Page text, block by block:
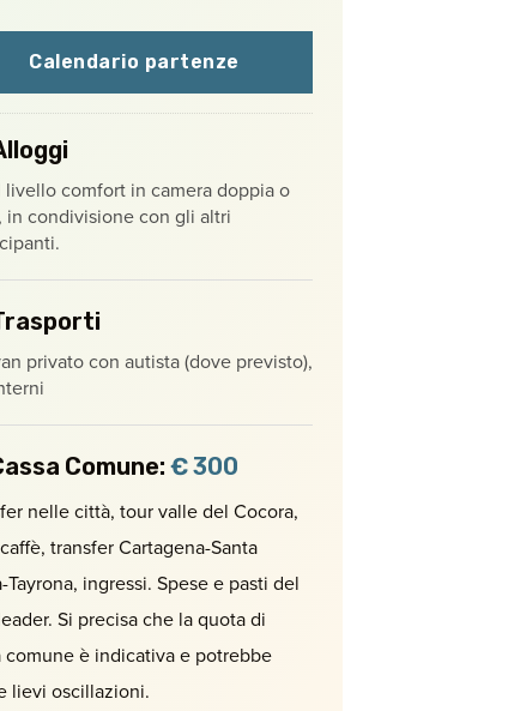
Calendario partenze
livello comfort in camera doppia o
in condivisione con gli altri
privato con autista (dove previsto),
Comune: € 300
nelle città, tour valle del Cocora,
transfer Cartagena-Santa
Tayrona, ingressi. Spese e pasti del
Si precisa che la quota di
comune è indicativa e potrebbe
lievi oscillazioni.